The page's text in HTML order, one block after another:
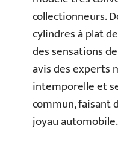
collectionneurs.
cylindres à plat
des sensations
avis des experts
intemporelle et
commun, faisant
joyau automobile.